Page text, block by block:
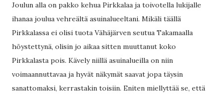
Joulun alla on pakko kehua Pirkkalaa ja toivotella lukijalle
ihanaa joulua vehreältä asuinalueeltani. Mikäli täällä
Pirkkalassa ei olisi tuota Vähäjärven seutua Takamaalla
höystettynä, olisin jo aikaa sitten muuttanut koko
Pirkkalasta pois. Kävely niillä asuinalueilla on niin
voimaannuttavaa ja hyvät näkymät saavat jopa täysin
sanattomaksi, kerrastakin toisiin. Eniten miellyttää se, että